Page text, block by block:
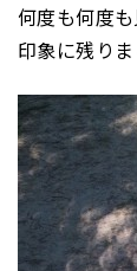
何度も何度
印象に残りま